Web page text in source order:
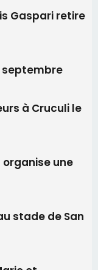
une
stade de San
et
2026